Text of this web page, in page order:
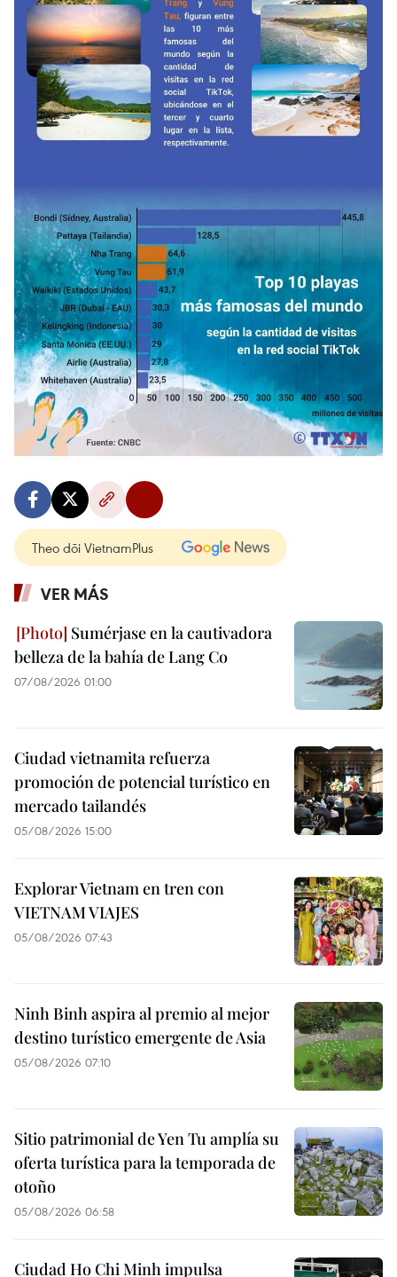
Theo dõi VietnamPlus
VER MÁS
Sumérjase en la cautivadora
belleza de la bahía de Lang Co
07/08/2026 01:00
Ciudad vietnamita refuerza
promoción de potencial turístico en
mercado tailandés
05/08/2026 15:00
Explorar Vietnam en tren con
VIETNAM VIAJES
05/08/2026 07:43
Ninh Binh aspira al premio al mejor
destino turístico emergente de Asia
05/08/2026 07:10
Sitio patrimonial de Yen Tu amplía su
oferta turística para la temporada de
otoño
05/08/2026 06:58
Ciudad Ho Chi Minh impulsa